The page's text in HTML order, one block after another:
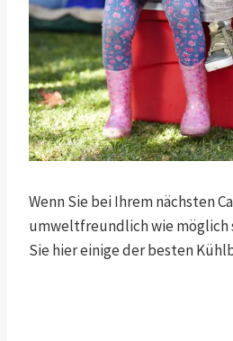
Wenn Sie bei Ihrem nächsten
umweltfreundlich wie möglich
Sie hier einige der besten